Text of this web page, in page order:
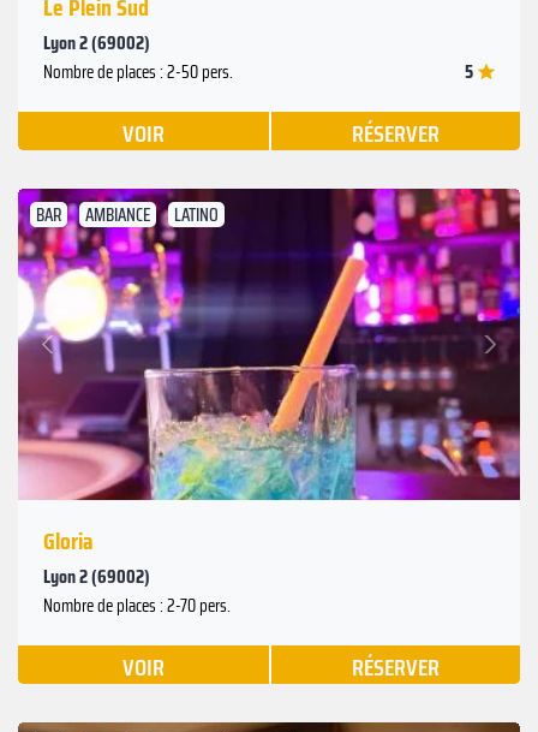
Lyon 2 (69002)
Nombre de places : 2-50 pers. 5
VOIR RÉSERVER
BAR AMBIANCE LATINO
Précédent
Suivant
Gloria
Lyon 2 (69002)
Nombre de places : 2-70 pers.
VOIR RÉSERVER